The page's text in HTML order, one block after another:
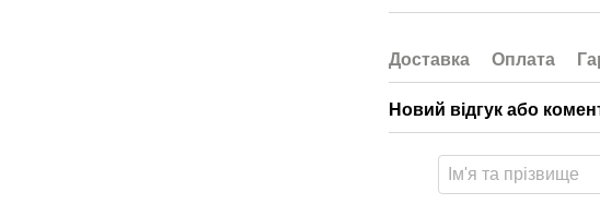
Доставка Оплата
Новий відгук або